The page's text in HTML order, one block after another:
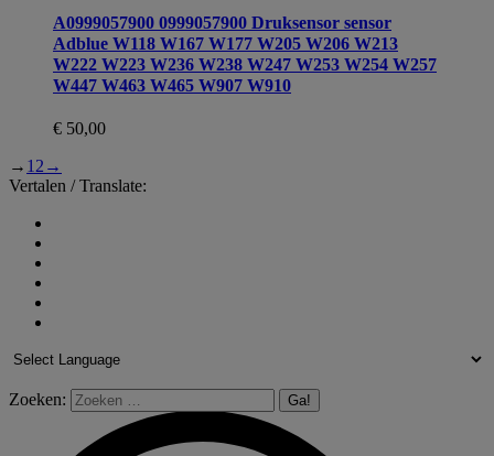
A0999057900 0999057900 Druksensor sensor
Adblue W118 W167 W177 W205 W206 W213
W222 W223 W236 W238 W247 W253 W254 W257
W447 W463 W465 W907 W910
€ 50,00
→ 1 2 →
Vertalen / Translate:
Zoeken: